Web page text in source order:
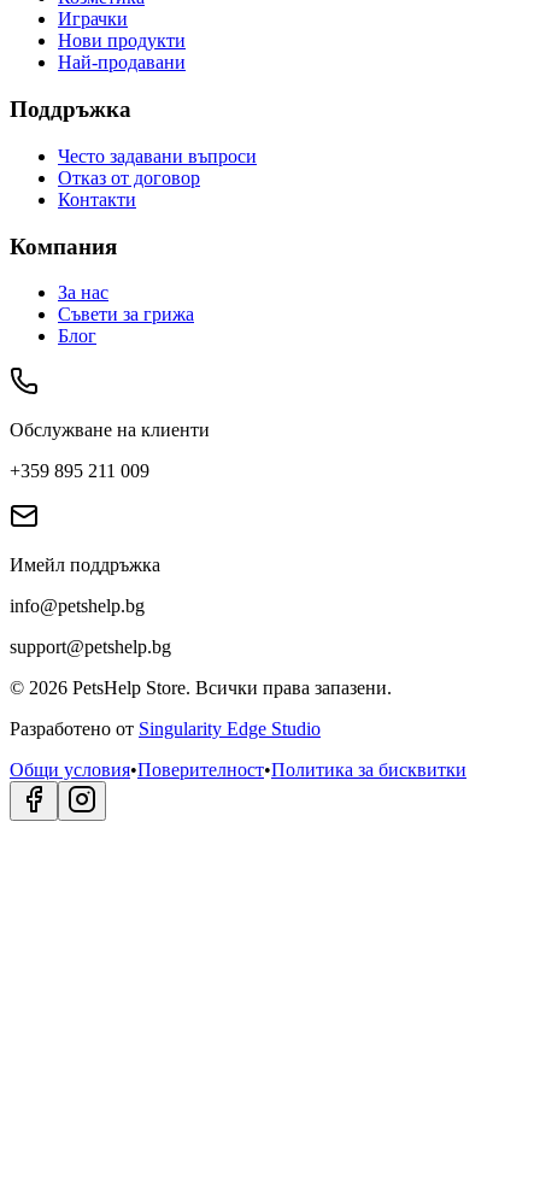
Играчки
Нови продукти
Най-продавани
Поддръжка
Често задавани въпроси
Отказ от договор
Контакти
Компания
За нас
Съвети за грижа
Блог
Обслужване на клиенти
+359 895 211 009
Имейл поддръжка
info@petshelp.bg
support@petshelp.bg
© 2026 PetsHelp Store. Всички права запазени.
Разработено от Singularity Edge Studio
Общи условия•Поверителност•Политика за бисквитки